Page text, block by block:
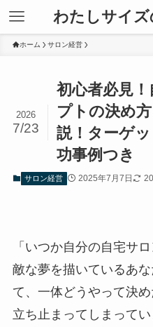
わたしサイ
ホーム サロン経営
初心者必見
プトの決め
説！ターゲ
功事例つき
2026
7/23
サロン経営 2025年7月7日
「いつか自分の自宅サ
敵な夢を描いているあ
て、一体どうやって決
立ち止まってしまってい